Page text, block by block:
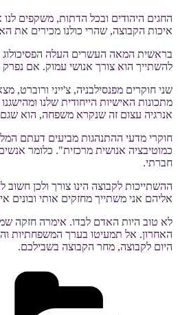
החגים היהודים ובכל הדתות, משקפים
איכות הקבוצה, שהרי כולנו מכירים את
בראשית המאה העשרים העלה הפסיכולוג
להשתייך הוא צורך אנושי עמוק. אם
שני חוקרים מפנסילבניה, צ'ייני
מתכונות האישיות הייחודית שלנו
אנרגיה עצום זה שנקרא משפחה, הוא שגם
חוקרי מדעי ההתנהגות מביעים דעתם
כמוטיבציה אנושית מרכזית". כלומר
חברתי.
ההשתייכות לקבוצה הינו צורך ולכן
אליהם אני משתייך מחזקים אותי ובונים
לא טוב היות האדם לבדו. אימרה חזקה
האחרון. אל תמעיטו בערך המשפחתיות
היום לקבוצה, מחר הקבוצה בשבילכם.